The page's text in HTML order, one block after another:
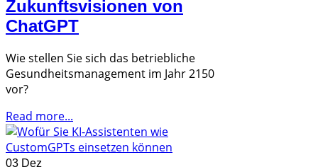
Zukunftsvisionen von
ChatGPT
Wie stellen Sie sich das betriebliche
Gesundheitsmanagement im Jahr 2150
vor?
Read more...
03 Dez